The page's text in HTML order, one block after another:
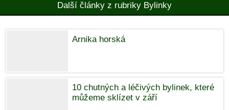
Další články z rubriky Bylinky
Arnika horská
10 chutných a léčivých bylinek, které
můžeme sklízet v září